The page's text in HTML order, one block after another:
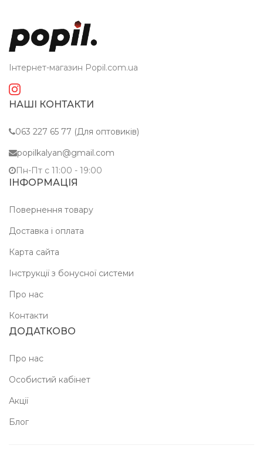
Інтернет-магазин Popil.com.ua
НАШІ КОНТАКТИ
063 227 65 77 (Для оптовиків)
popilkalyan@gmail.com
Пн-Пт c 11:00 - 19:00
ІНФОРМАЦІЯ
Повернення товару
Доставка і оплата
Карта сайта
Інструкції з бонусної системи
Про нас
Контакти
ДОДАТКОВО
Про нас
Особистий кабінет
Акції
Блог